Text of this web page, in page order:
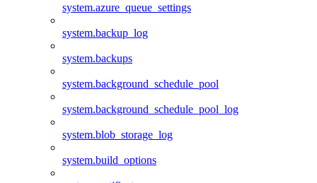
system.azure_queue_settings
system.backup_log
system.backups
system.background_schedule_pool
system.background_schedule_pool_log
system.blob_storage_log
system.build_options